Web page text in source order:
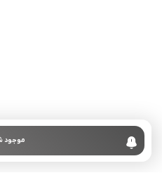
موجود
درباره ما